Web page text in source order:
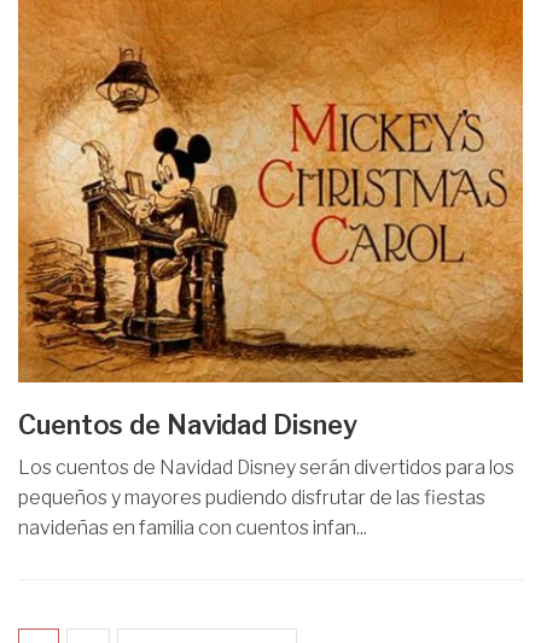
Cuentos de Navidad Disney
Los cuentos de Navidad Disney serán divertidos para los
pequeños y mayores pudiendo disfrutar de las fiestas
navideñas en familia con cuentos infan...